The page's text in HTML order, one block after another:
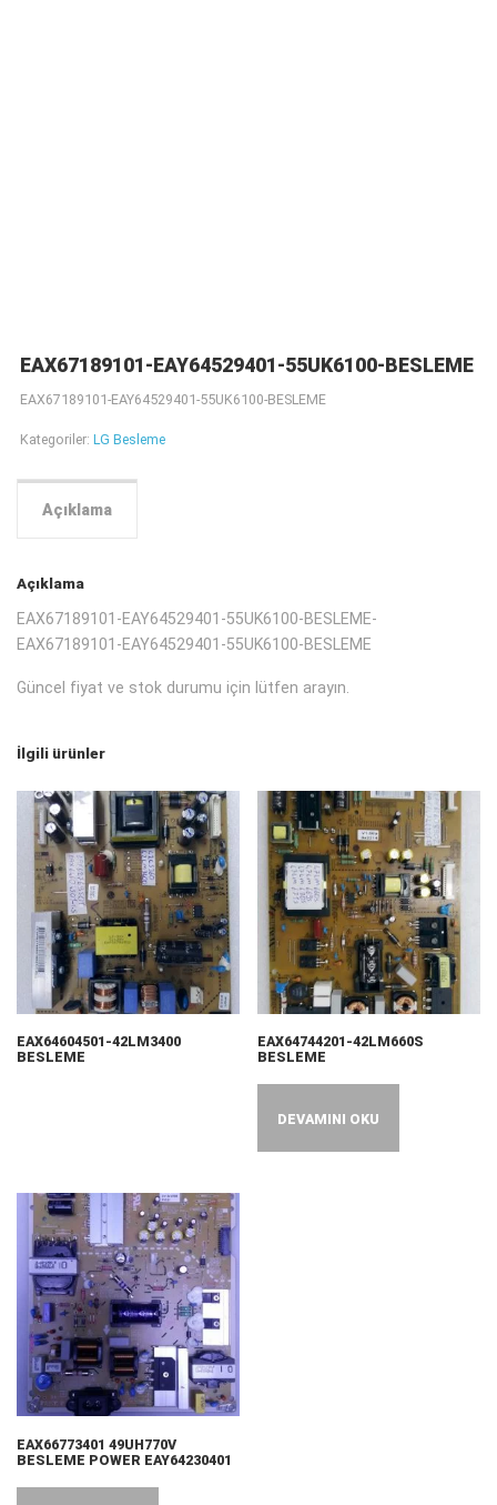
EAX67189101-EAY64529401-55UK6100-BESLEME
EAX67189101-EAY64529401-55UK6100-BESLEME
Kategoriler: LG Besleme
Açıklama
Açıklama
EAX67189101-EAY64529401-55UK6100-BESLEME-
EAX67189101-EAY64529401-55UK6100-BESLEME
Güncel fiyat ve stok durumu için lütfen arayın.
İlgili ürünler
EAX64604501-42LM3400
BESLEME
EAX64744201-42LM660S
BESLEME
DEVAMINI OKU
EAX66773401 49UH770V
BESLEME POWER EAY64230401